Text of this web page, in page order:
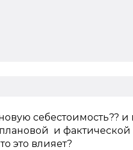
себестоимость??
и фактической
это влияет?